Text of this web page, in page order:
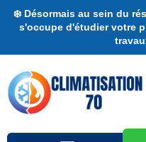
❄️ Désormais au sein du
s'occupe d'étudier votre